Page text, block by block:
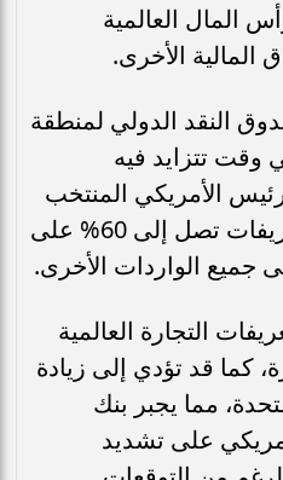
المال العالمية
الأخرى.
النقد الدولي لمنطقة
وقت تتزايد فيه
الأمريكي المنتخب
دونالد ترامب لفرض تعريفات تصل إلى 60% على
التجارة العالمية
كما قد تؤدي إلى زيادة
مما يجبر بنك
على تشديد